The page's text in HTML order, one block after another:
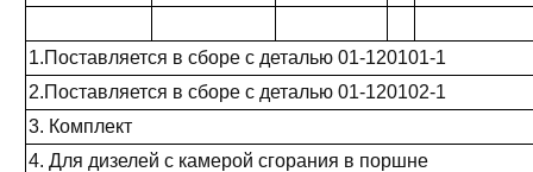
1.Поставляется в сборе с деталью 01-120101-1
2.Поставляется в сборе с деталью 01-120102-1
3. Комплект
4. Для дизелей с камерой сгорания в поршне